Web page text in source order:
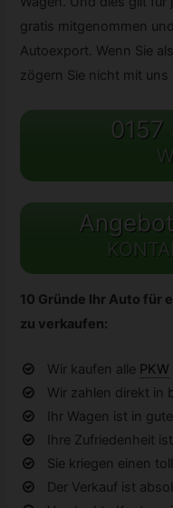
gratis mitgenommen
Autoexport. Wenn Sie
zögern Sie nicht mit
0157
10 Gründe Ihr Auto für
zu verkaufen:
Wir kaufen alle PKW
Wir zahlen direkt in
Ihr Wagen ist in
Ihre Zufriedenheit
Sie kriegen einen
Der Verkauf ist